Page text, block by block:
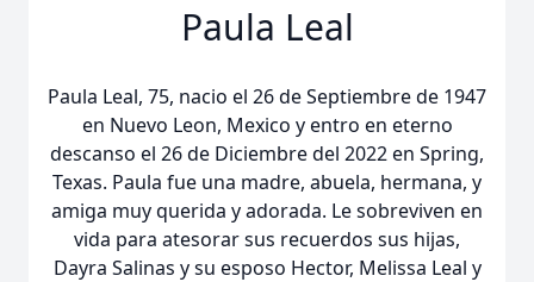
Paula Leal
Paula Leal, 75, nacio el 26 de Septiembre de 1947
en Nuevo Leon, Mexico y entro en eterno
descanso el 26 de Diciembre del 2022 en Spring,
Texas. Paula fue una madre, abuela, hermana, y
amiga muy querida y adorada. Le sobreviven en
vida para atesorar sus recuerdos sus hijas,
Dayra Salinas y su esposo Hector, Melissa Leal y